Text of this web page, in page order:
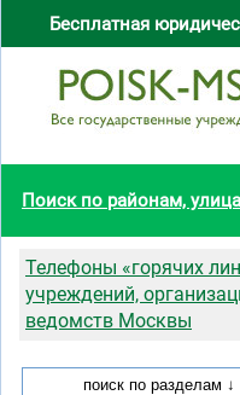
Бесплатная
Поиск по районам,
Телефоны «горячих
учреждений,
ведомств Москвы